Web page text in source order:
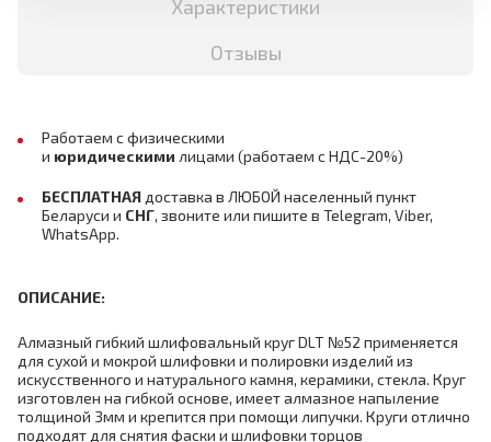
Характеристики
Отзывы
Работаем с физическими
и юридическими лицами (работаем с НДС-20%)
БЕСПЛАТНАЯ доставка в ЛЮБОЙ населенный пункт
Беларуси и СНГ, звоните или пишите в Telegram, Viber,
WhatsApp.
ОПИСАНИЕ:
Алмазный гибкий шлифовальный круг DLT №52 применяется
для сухой и мокрой шлифовки и полировки изделий из
искусственного и натурального камня, керамики, стекла. Круг
изготовлен на гибкой основе, имеет алмазное напыление
толщиной 3мм и крепится при помощи липучки. Круги отлично
подходят для снятия фаски и шлифовки торцов